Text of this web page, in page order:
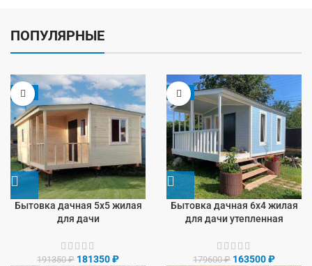
ПОПУЛЯРНЫЕ
-5%
Бытовка дачная 5х5 жилая
для дачи
191350₽ 181350₽
-9%
Бытовка дачная 6х4 жилая
для дачи утепленная
179600₽ 163500₽